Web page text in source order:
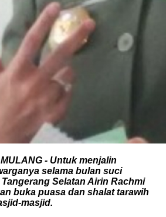
- Untuk menjalin
selama bulan suci
Selatan Airin Rachmi
buka puasa dan shalat tarawih
masjid.